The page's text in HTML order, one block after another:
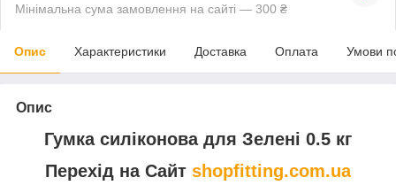
Мінімальна сума замовлення на сайті — 300 ₴
Опис Характеристики Доставка Оплата Умови
Опис
Гумка силіконова для Зелені 0.5 кг
Перехід на Сайт shopfitting.com.ua